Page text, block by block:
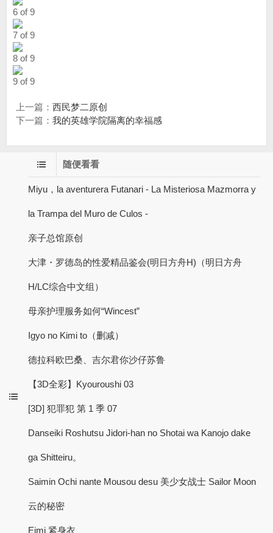
6 of 9
7 of 9
8 of 9
9 of 9
上一篇： 西民梦二原创
下一篇： 我的英雄学院隔离的幸福感
随便看看
Miyu，la aventurera Futanari - La Misteriosa Mazmorra y
la Trampa del Muro de Culos -
亲子总馆原创
大津・罗德岛的性爱精品鉴会(明日方舟H)（明日方舟
H/LC综合中文组）
母亲护理服务如何“Wincest”
Igyo no Kimi to（删减）
德拉科欧巴桑、吉尔君你沙仔苏鲁
【3D全彩】Kyouroushi 03
[3D] 犯罪犯 第 1 季 07
Danseiki Roshutsu Jidori-han no Shotai wa Kanojo dake
ga Shitteiru。
Saimin Ochi nante Mousou desu 美少女战士 Sailor Moon
云的秘密
Eimi 紧身衣